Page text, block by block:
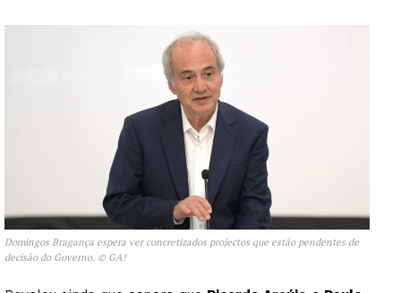
Domingos Bragança espera ver concretizados projectos que estão pendentes de
decisão do Governo. © GA!